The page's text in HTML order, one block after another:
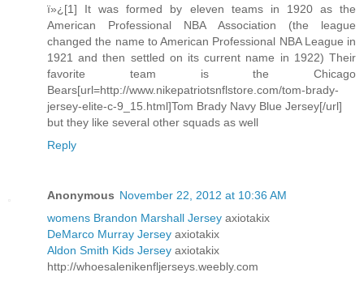
ï»¿[1] It was formed by eleven teams in 1920 as the
American Professional NBA Association (the league
changed the name to American Professional NBA League in
1921 and then settled on its current name in 1922) Their
favorite team is the Chicago
Bears[url=http://www.nikepatriotsnflstore.com/tom-brady-
jersey-elite-c-9_15.html]Tom Brady Navy Blue Jersey[/url]
but they like several other squads as well
Reply
Anonymous November 22, 2012 at 10:36 AM
womens Brandon Marshall Jersey axiotakix
DeMarco Murray Jersey axiotakix
Aldon Smith Kids Jersey axiotakix
http://whoesalenikenfljerseys.weebly.com